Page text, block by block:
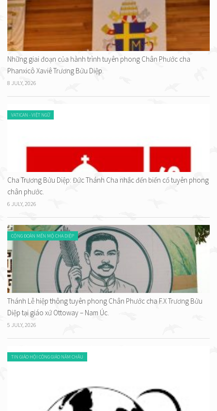
Những giai đoạn của hành trình tuyên phong Chân Phước cha
Phanxicô Xaviê Trương Bửu Diệp.
8 JULY, 2026
VATICAN - VIỆT NGỮ
Cha Trương Bửu Diệp: Đức Thánh Cha nhắc đến biến cố tuyên phong
chân phước.
6 JULY, 2026
CỘNG ĐOÀN MẾN MỘ CHA DIỆP
Thánh Lễ hiệp thông tuyên phong Chân Phước cha F.X Trương Bửu
Diệp tại giáo xứ Ottoway – Nam Úc.
5 JULY, 2026
TIN GIÁO HỘI CÔNG GIÁO NĂM CHÂU